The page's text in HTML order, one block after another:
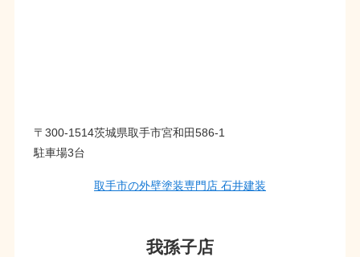
〒300-1514茨城県取手市宮和田586-1
駐車場3台
取手市の外壁塗装専門店 石井建装
我孫子店